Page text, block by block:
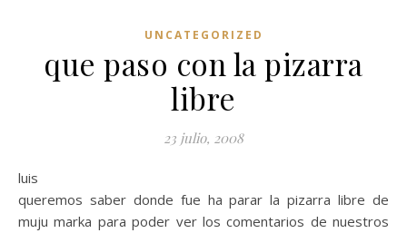
UNCATEGORIZED
que paso con la pizarra
libre
23 julio, 2008
luis
queremos saber donde fue ha parar la pizarra libre de
muju marka para poder ver los comentarios de nuestros